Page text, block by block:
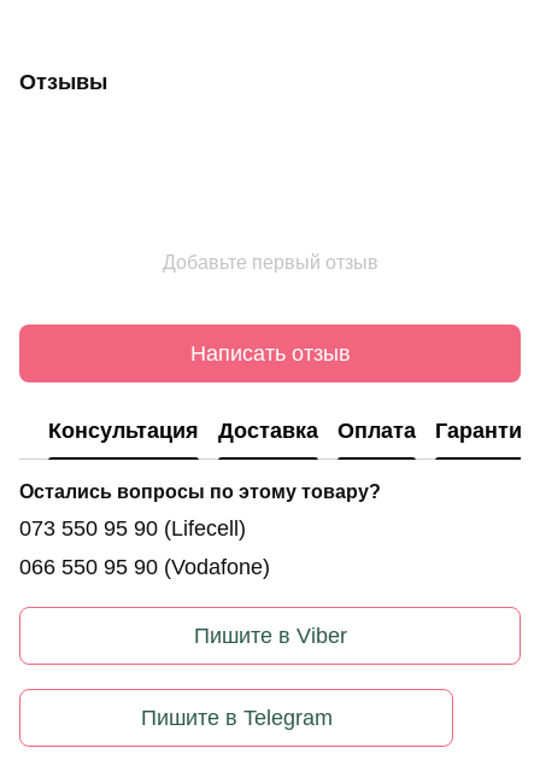
Отзывы
Добавьте первый отзыв
Написать отзыв
Консультация Доставка Оплата Гарантия
Остались вопросы по этому товару?
073 550 95 90 (Lifecell)
066 550 95 90 (Vodafone)
Пишите в Viber
Пишите в Telegram